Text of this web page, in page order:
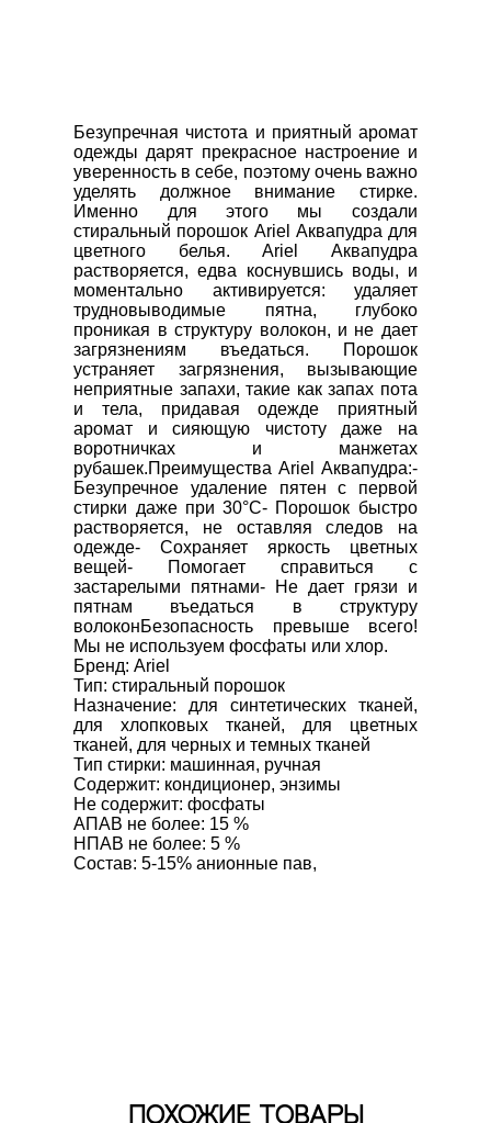
Безупречная чистота и приятный аромат
одежды дарят прекрасное настроение и
уверенность в себе, поэтому очень важно
уделять должное внимание стирке.
Именно для этого мы создали
стиральный порошок Ariel Аквапудра для
цветного белья. Ariel Аквапудра
растворяется, едва коснувшись воды, и
моментально активируется: удаляет
трудновыводимые пятна, глубоко
проникая в структуру волокон, и не дает
загрязнениям въедаться. Порошок
устраняет загрязнения, вызывающие
неприятные запахи, такие как запах пота
и тела, придавая одежде приятный
аромат и сияющую чистоту даже на
воротничках и манжетах
рубашек.Преимущества Ariel Аквапудра:-
Безупречное удаление пятен с первой
стирки даже при 30°C- Порошок быстро
растворяется, не оставляя следов на
одежде- Сохраняет яркость цветных
вещей- Помогает справиться с
застарелыми пятнами- Не дает грязи и
пятнам въедаться в структуру
волоконБезопасность превыше всего!
Мы не используем фосфаты или хлор.
Бренд: Ariel
Тип: стиральный порошок
Назначение: для синтетических тканей,
для хлопковых тканей, для цветных
тканей, для черных и темных тканей
Тип стирки: машинная, ручная
Содержит: кондиционер, энзимы
Не содержит: фосфаты
АПАВ не более: 15 %
НПАВ не более: 5 %
Состав: 5-15% анионные пав,
ПОХОЖИЕ ТОВАРЫ